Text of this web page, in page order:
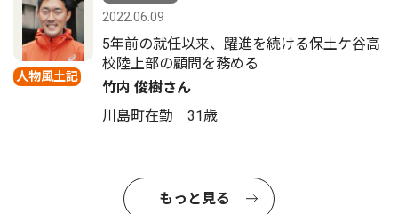
人物風土記
2022.06.09
5年前の就任以来、躍進を続ける保土ケ谷高
校陸上部の顧問を務める
竹内 俊樹さん
川島町在勤 31歳
もっと見る